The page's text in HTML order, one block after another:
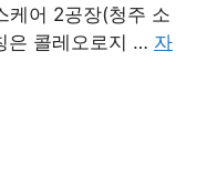
케어 2공장(청주 소
은 콜레오로지 … 자